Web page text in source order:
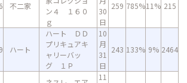
不二家
ン４ １６０
ｇ
30
日
259 785%11% 215
ハート
ハート ＤＤ
プリキュアキ
ャリーバッ
グ １Ｐ
10
月
31
日
243 133% 9% 2464
11